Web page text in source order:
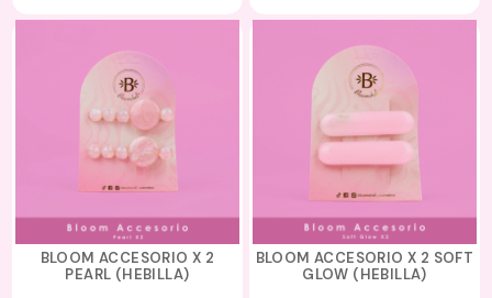
BLOOM ACCESORIO X 2
PEARL (HEBILLA)
BLOOM ACCESORIO X 2 SOFT
GLOW (HEBILLA)